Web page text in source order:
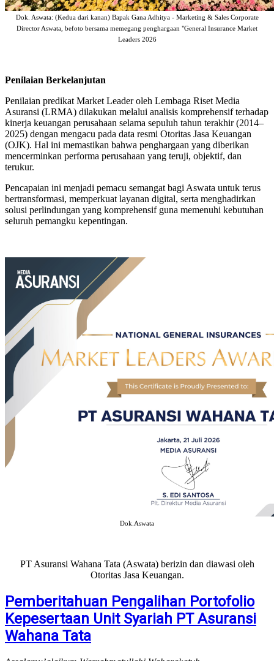
Dok. Aswata: (Kedua dari kanan) Bapak Gana Adhitya - Marketing & Sales Corporate
Director Aswata, befoto bersama memegang penghargaan "General Insurance Market
Leaders 2026
Penilaian Berkelanjutan
Penilaian predikat Market Leader oleh Lembaga Riset Media
Asuransi (LRMA) dilakukan melalui analisis komprehensif terhadap
kinerja keuangan perusahaan selama sepuluh tahun terakhir (2014–
2025) dengan mengacu pada data resmi Otoritas Jasa Keuangan
(OJK). Hal ini memastikan bahwa penghargaan yang diberikan
mencerminkan performa perusahaan yang teruji, objektif, dan
terukur.
Pencapaian ini menjadi pemacu semangat bagi Aswata untuk terus
bertransformasi, memperkuat layanan digital, serta menghadirkan
solusi perlindungan yang komprehensif guna memenuhi kebutuhan
seluruh pemangku kepentingan.
Dok.Aswata
PT Asuransi Wahana Tata (Aswata) berizin dan diawasi oleh
Otoritas Jasa Keuangan.
Pemberitahuan Pengalihan Portofolio
Kepesertaan Unit Syariah PT Asuransi
Wahana Tata